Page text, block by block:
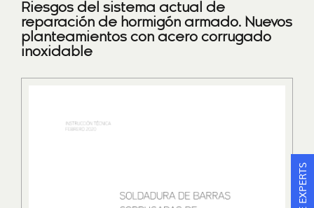
Riesgos del sistema actual de
reparación de hormigón armado. Nuevos
planteamientos con acero corrugado
inoxidable